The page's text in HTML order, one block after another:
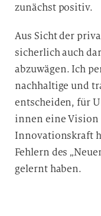
zunächst positiv.
Aus Sicht der
sicherlich auch
abzuwägen. Ich
nachhaltige und
entscheiden, für
innen eine Vision
Innovationskraft
Fehlern des
gelernt haben.